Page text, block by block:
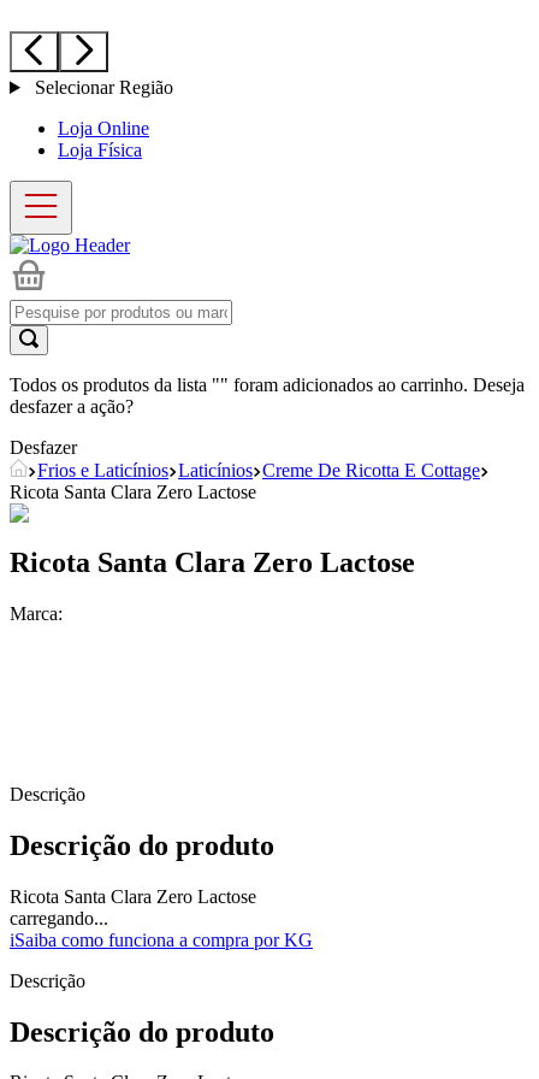
Selecionar Região
Loja Online
Loja Física
Todos os produtos da lista "" foram adicionados ao carrinho. Deseja
desfazer a ação?
Desfazer
Frios e Laticínios Laticínios Creme De Ricotta E Cottage
Ricota Santa Clara Zero Lactose
Ricota Santa Clara Zero Lactose
Marca:
Descrição
Descrição do produto
Ricota Santa Clara Zero Lactose
carregando...
iSaiba como funciona a compra por KG
Descrição
Descrição do produto